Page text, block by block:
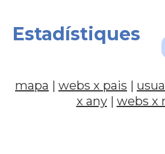
Estadístiques
mapa | webs x pais |
x any| webs x